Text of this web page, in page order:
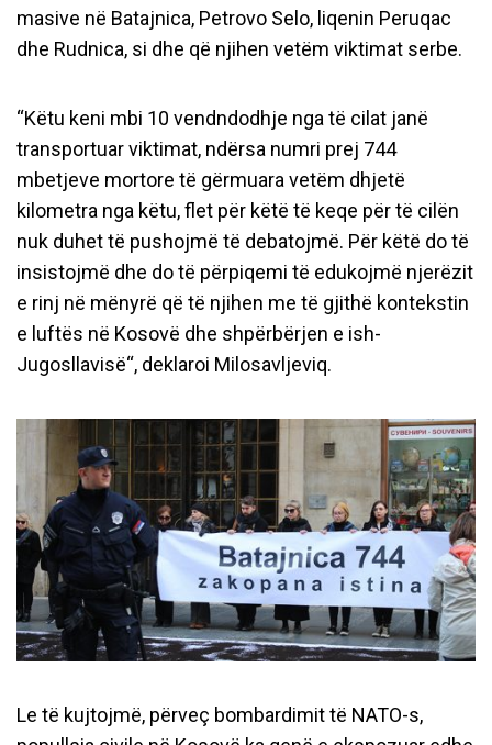
masive në Batajnica, Petrovo Selo, liqenin Peruqac
dhe Rudnica, si dhe që njihen vetëm viktimat serbe.
“Këtu keni mbi 10 vendndodhje nga të cilat janë
transportuar viktimat, ndërsa numri prej 744
mbetjeve mortore të gërmuara vetëm dhjetë
kilometra nga këtu, flet për këtë të keqe për të cilën
nuk duhet të pushojmë të debatojmë. Për këtë do të
insistojmë dhe do të përpiqemi të edukojmë njerëzit
e rinj në mënyrë që të njihen me të gjithë kontekstin
e luftës në Kosovë dhe shpërbërjen e ish-
Jugosllavisë“, deklaroi Milosavljeviq.
Le të kujtojmë, përveç bombardimit të NATO-s,